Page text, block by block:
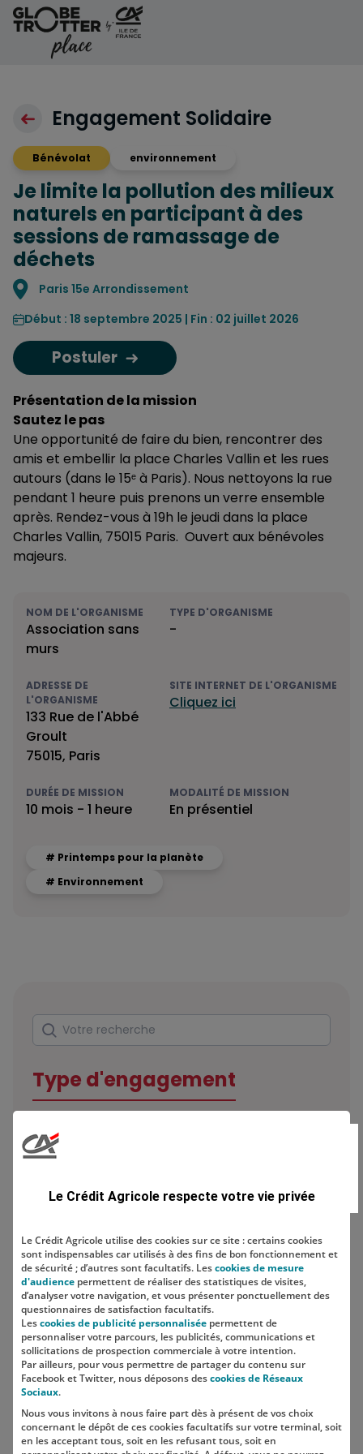
Aller au contenu
Engagement Solidaire
Bénévolat environnement
Je limite la pollution des milieux
naturels en participant à des
sessions de ramassage de
déchets
Localisation
Paris 15e Arrondissement
Début : 18 septembre 2025 | Fin : 02 juillet 2026
Postuler
Présentation de la mission
Sautez le pas
Une opportunité de faire du bien, rencontrer des
amis et embellir la place Charles Vallin et les rues
autours (dans le 15ᵉ à Paris). Nous nettoyons la rue
pendant 1 heure puis prenons un verre ensemble
après. Rendez-vous à 19h le jeudi dans la place
Charles Vallin, 75015 Paris. Ouvert aux bénévoles
majeurs.
NOM DE L'ORGANISME
Association sans
murs
TYPE D'ORGANISME
-
ADRESSE DE
L'ORGANISME
133 Rue de l'Abbé
Groult
75015, Paris
SITE INTERNET DE L'ORGANISME
Cliquez ici
DURÉE DE MISSION
10 mois - 1 heure
MODALITÉ DE MISSION
En présentiel
# Printemps pour la planète
# Environnement
Rechercher
Votre recherche
Type d'engagement
Localisation
SUIVEZ-NOUS SUR LES RÉSEAUX
SOCIAUX
Le Crédit Agricole respecte votre vie privée
Le Crédit Agricole utilise des cookies sur ce site : certains cookies
sont indispensables car utilisés à des fins de bon fonctionnement et
de sécurité ; d’autres sont facultatifs. Lescookies de mesure
d'audience permettent de réaliser des statistiques de visites,
d’analyser votre navigation, et vous présenter ponctuellement des
questionnaires de satisfaction facultatifs.
Lescookies de publicité personnalisée permettent de
personnaliser votre parcours, les publicités, communications et
sollicitations de prospection commerciale à votre intention.
Par ailleurs, pour vous permettre de partager du contenu sur
Facebook et Twitter, nous déposons descookies de Réseaux
Sociaux.
Nous vous invitons à nous faire part dès à présent de vos choix
concernant le dépôt de ces cookies facultatifs sur votre terminal, soit
en les acceptant tous, soit en les refusant tous, soit en